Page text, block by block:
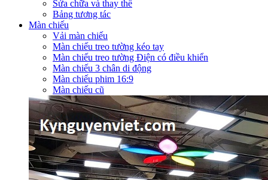
Sửa chữa và thay thế
Bảng tương tác
Màn chiếu
Vải màn chiếu
Màn chiếu treo tường kéo tay
Màn chiếu treo tường Điện có điều khiển
Màn chiếu 3 chân di động
Màn chiếu phim 16:9
Màn chiếu cũ